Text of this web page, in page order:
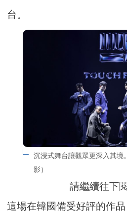
台。
沉浸式舞台讓觀眾更深入其境
影）
請繼續往下
這場在韓國備受好評的作